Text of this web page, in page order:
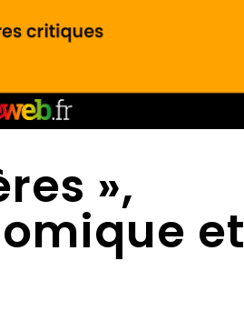
»,
et